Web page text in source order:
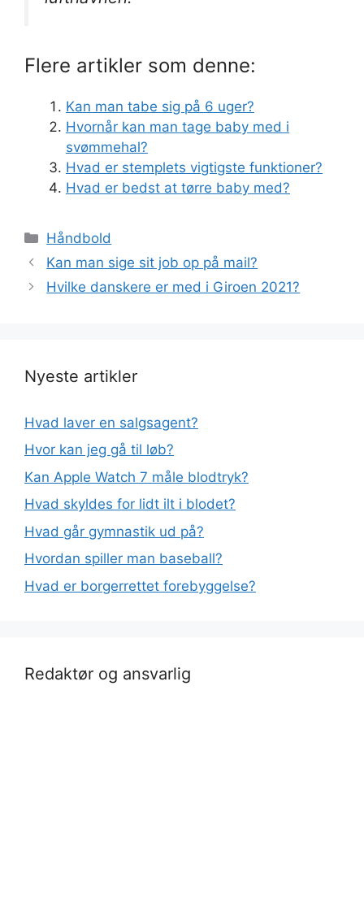
Flere artikler som denne:
Kan man tabe sig på 6 uger?
Hvornår kan man tage baby med i
svømmehal?
Hvad er stemplets vigtigste funktioner?
Hvad er bedst at tørre baby med?
Kategorier
Håndbold
Kan man sige sit job op på mail?
Hvilke danskere er med i Giroen 2021?
Nyeste artikler
Hvad laver en salgsagent?
Hvor kan jeg gå til løb?
Kan Apple Watch 7 måle blodtryk?
Hvad skyldes for lidt ilt i blodet?
Hvad går gymnastik ud på?
Hvordan spiller man baseball?
Hvad er borgerrettet forebyggelse?
Redaktør og ansvarlig